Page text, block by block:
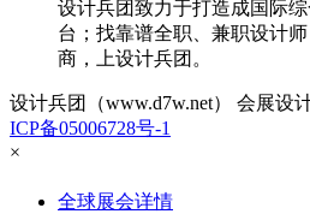
设计兵团致力于打造成国际
台；找靠谱全职、兼职设计
商，上设计兵团。
设计兵团（www.d7w.net） 会展设
ICP备05006728号-1
×
全球展会详情